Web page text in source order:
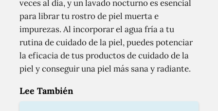
veces al día, y un lavado nocturno es esencial
para librar tu rostro de piel muerta e
impurezas. Al incorporar el agua fría a tu
rutina de cuidado de la piel, puedes potenciar
la eficacia de tus productos de cuidado de la
piel y conseguir una piel más sana y radiante.
Lee También